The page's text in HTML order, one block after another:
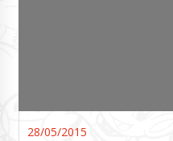
28/05/2015